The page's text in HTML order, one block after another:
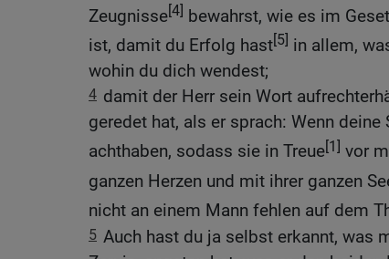
Zeugnisse[4] bewahrst, wie es im
ist, damit du Erfolg hast[5] in allem,
wohin du dich wendest;
4 damit der Herr sein Wort
geredet hat, als er sprach: Wenn deine
achthaben, sodass sie in Treue[1] vor
ganzen Herzen und mit ihrer ganzen
nicht an einem Mann fehlen auf dem
5 Auch hast du ja selbst erkannt, was